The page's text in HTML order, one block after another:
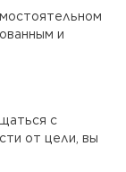
и
с
от цели, вы